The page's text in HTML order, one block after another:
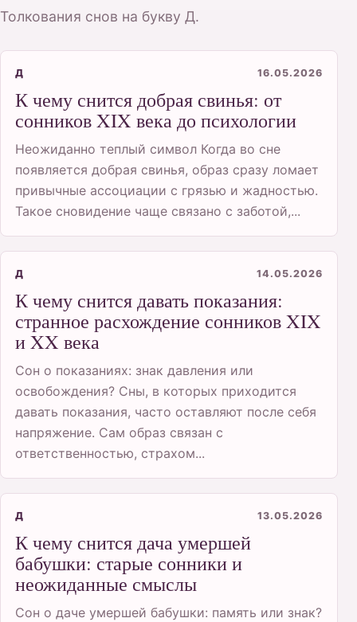
Толкования снов на букву Д.
Д 16.05.2026
К чему снится добрая свинья: от
сонников XIX века до психологии
Неожиданно теплый символ Когда во сне
появляется добрая свинья, образ сразу ломает
привычные ассоциации с грязью и жадностью.
Такое сновидение чаще связано с заботой,...
Д 14.05.2026
К чему снится давать показания:
странное расхождение сонников XIX
и XX века
Сон о показаниях: знак давления или
освобождения? Сны, в которых приходится
давать показания, часто оставляют после себя
напряжение. Сам образ связан с
ответственностью, страхом...
Д 13.05.2026
К чему снится дача умершей
бабушки: старые сонники и
неожиданные смыслы
Сон о даче умершей бабушки: память или знак?